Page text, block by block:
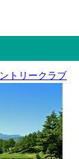
トリークラブ